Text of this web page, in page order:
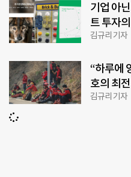
기업 아
트 투자
김규리 기자
“하루에
호의 최
김규리 기자